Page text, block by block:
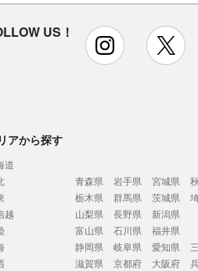
US！ instagram
アから探す
道
青森県 岩手県 宮城県
栃木県 群馬県 茨城県
越
山梨県 長野県
新潟県
富山県 石川県
福井県
静岡県 岐阜県 愛知県
滋賀県 京都府 大阪府